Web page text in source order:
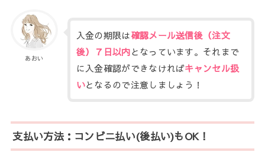
あおい
入金の期限は確認メール送信後（注文
後）７日以内となっています。それまで
に入金確認ができなければキャンセル扱
いとなるので注意しましょう！
支払い方法：コンビニ払い(後払い)もOK！